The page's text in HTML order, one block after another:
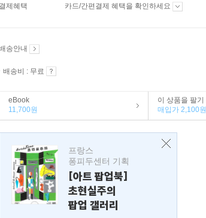
결제혜택 카드/간편결제 혜택을 확인하세요
송안내
배송비 : 무료
eBook
11,700원
이 상품을 팔기
매입가 2,100원
프랑스
퐁피두센터 기획
[아트 팝업북]
초현실주의
팝업 갤러리